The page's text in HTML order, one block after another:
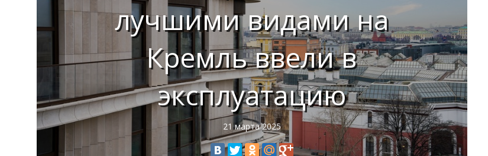
лучшими видами на
Кремль ввели в
эксплуатацию
21 марта 2025